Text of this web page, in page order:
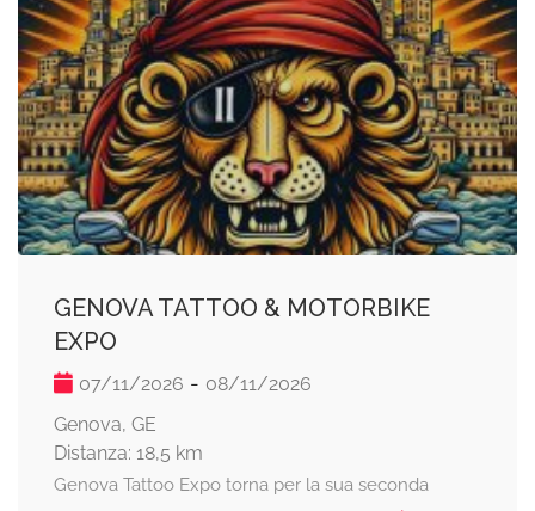
GENOVA TATTOO & MOTORBIKE
EXPO
07/11/2026 - 08/11/2026
Genova, GE
Distanza: 18,5 km
Genova Tattoo Expo torna per la sua seconda